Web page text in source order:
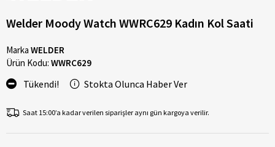
Welder Moody Watch WWRC629 Kadın Kol Saati
Marka WELDER
Ürün Kodu: WWRC629
Tükendi! Stokta Olunca Haber Ver
Saat 15:00’a kadar verilen siparişler aynı gün kargoya verilir.